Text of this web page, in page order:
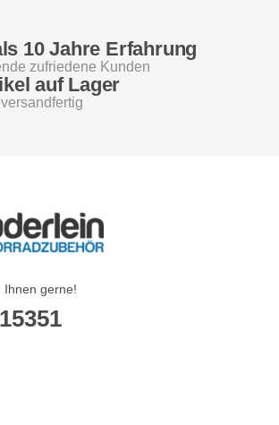
10 Jahre Erfahrung
zufriedene Kunden
auf Lager
Ihnen gerne!